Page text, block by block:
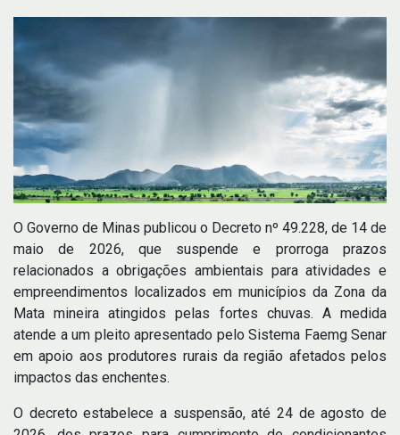
O Governo de Minas publicou o Decreto nº 49.228, de 14 de
maio de 2026, que suspende e prorroga prazos
relacionados a obrigações ambientais para atividades e
empreendimentos localizados em municípios da Zona da
Mata mineira atingidos pelas fortes chuvas. A medida
atende a um pleito apresentado pelo Sistema Faemg Senar
em apoio aos produtores rurais da região afetados pelos
impactos das enchentes.
O decreto estabelece a suspensão, até 24 de agosto de